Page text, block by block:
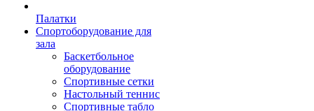
Палатки
Спортоборудование для
зала
Баскетбольное
оборудование
Спортивные сетки
Настольный теннис
Спортивные табло